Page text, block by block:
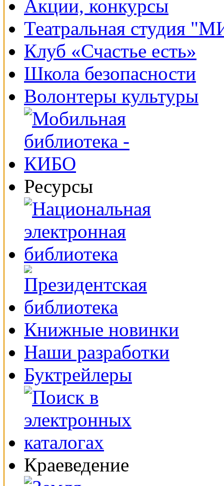
Акции, конкурсы
Театральная студия
Клуб «Счастье есть»
Школа безопасности
Волонтеры культуры
Ресурсы
Книжные новинки
Наши разработки
Буктрейлеры
Краеведение